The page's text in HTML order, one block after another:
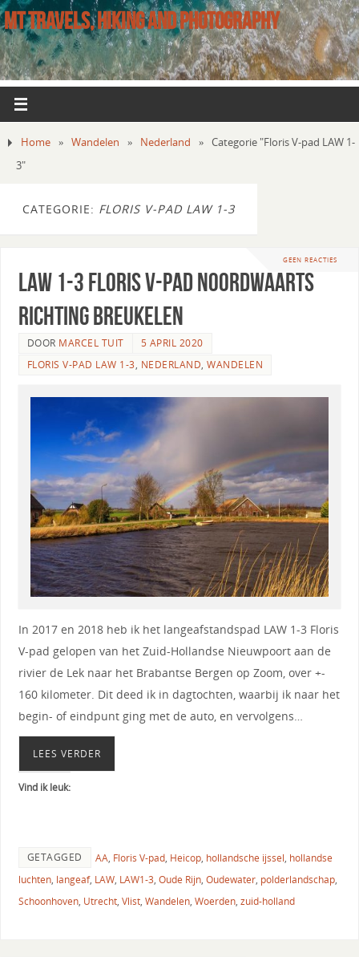
MT TRAVELS, HIKING AND PHOTOGRAPHY
Home » Wandelen » Nederland » Categorie "Floris V-pad LAW 1-
3"
CATEGORIE: FLORIS V-PAD LAW 1-3
GEEN REACTIES
LAW 1-3 Floris V-pad noordwaarts
richting Breukelen
DOOR MARCEL TUIT
5 APRIL 2020
FLORIS V-PAD LAW 1-3, NEDERLAND,WANDELEN
In 2017 en 2018 heb ik het langeafstandspad LAW 1-3 Floris
V-pad gelopen van het Zuid-Hollandse Nieuwpoort aan de
rivier de Lek naar het Brabantse Bergen op Zoom, over +-
160 kilometer. Dit deed ik in dagtochten, waarbij ik naar het
begin- of eindpunt ging met de auto, en vervolgens…
LEES VERDER
Vind ik leuk:
GETAGGED AA, Floris V-pad, Heicop, hollandsche ijssel, hollandse
luchten, langeaf, LAW, LAW1-3, Oude Rijn, Oudewater, polderlandschap,
Schoonhoven, Utrecht, Vlist, Wandelen, Woerden, zuid-holland